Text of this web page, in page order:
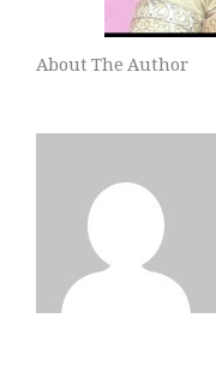
About The Author